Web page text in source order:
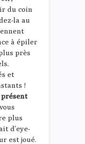
du coin
la au
à épiler
près
et
!
plus
d’eye-
est joué.